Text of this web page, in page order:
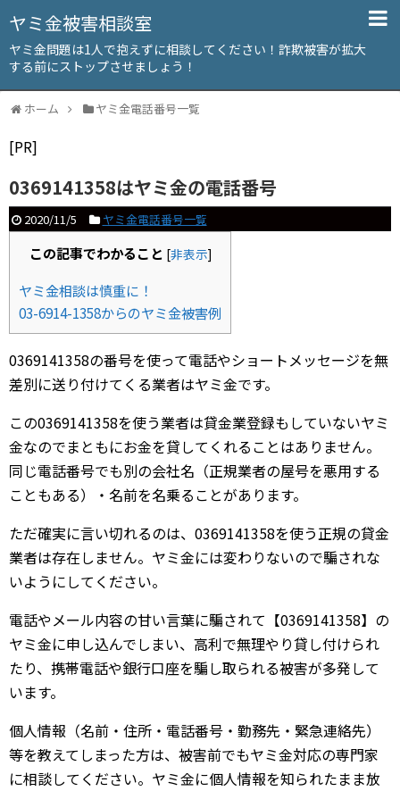
ヤミ金被害相談室
ヤミ金問題は1人で抱えずに相談してください！詐欺被害が拡大
する前にストップさせましょう！
ホーム ヤミ金電話番号一覧
[PR]
0369141358はヤミ金の電話番号
2020/11/5 ヤミ金電話番号一覧
この記事でわかること [非表示]
ヤミ金相談は慎重に！
03-6914-1358からのヤミ金被害例
0369141358の番号を使って電話やショートメッセージを無
差別に送り付けてくる業者はヤミ金です。
この0369141358を使う業者は貸金業登録もしていないヤミ
金なのでまともにお金を貸してくれることはありません。
同じ電話番号でも別の会社名（正規業者の屋号を悪用する
こともある）・名前を名乗ることがあります。
ただ確実に言い切れるのは、0369141358を使う正規の貸金
業者は存在しません。ヤミ金には変わりないので騙されな
いようにしてください。
電話やメール内容の甘い言葉に騙されて【0369141358】の
ヤミ金に申し込んでしまい、高利で無理やり貸し付けられ
たり、携帯電話や銀行口座を騙し取られる被害が多発して
います。
個人情報（名前・住所・電話番号・勤務先・緊急連絡先）
等を教えてしまった方は、被害前でもヤミ金対応の専門家
に相談してください。ヤミ金に個人情報を知られたまま放